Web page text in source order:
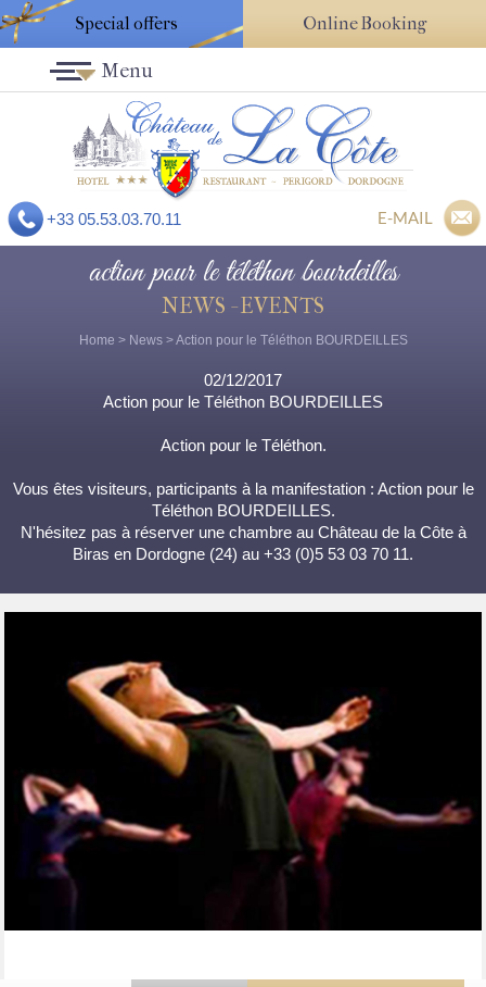
Special offers Online Booking
+33 05.53.03.70.11 E-MAIL
Menu
action pour le téléthon bourdeilles
NEWS - EVENTS
Home > News> Action pour le Téléthon BOURDEILLES
02/12/2017
Action pour le Téléthon BOURDEILLES
Action pour le Téléthon.
Vous êtes visiteurs, participants à la manifestation : Action pour le
Téléthon BOURDEILLES.
N'hésitez pas à réserver une chambre au Château de la Côte à
Biras en Dordogne (24) au +33 (0)5 53 03 70 11.